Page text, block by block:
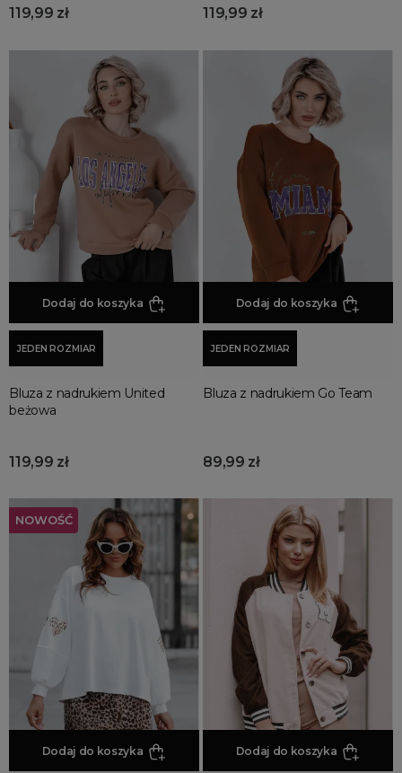
119,99 zł 119,99 zł
Dodaj do koszyka
JEDEN ROZMIAR
Bluza z nadrukiem United
beżowa
119,99 zł
Dodaj do koszyka
JEDEN ROZMIAR
Bluza z nadrukiem Go Team
89,99 zł
Dodaj do koszyka
NOWOŚĆ
Dodaj do koszyka